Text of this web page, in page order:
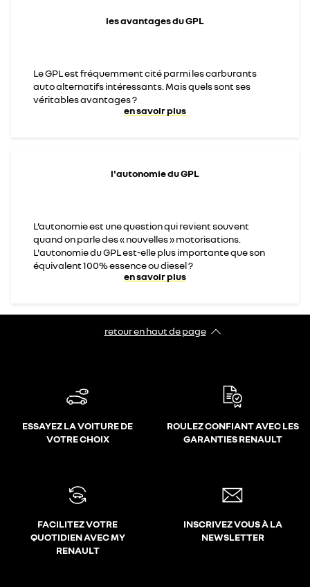
les avantages du GPL
Le GPL est fréquemment cité parmi les carburants
auto alternatifs intéressants. Mais quels sont ses
véritables avantages ?
en savoir plus
l'autonomie du GPL
L’autonomie est une question qui revient souvent
quand on parle des « nouvelles » motorisations.
L'autonomie du GPL est-elle plus importante que son
équivalent 100% essence ou diesel ?
en savoir plus
retour en haut de page​
ESSAYEZ LA VOITURE DE
VOTRE CHOIX
ROULEZ CONFIANT AVEC LES
GARANTIES RENAULT
FACILITEZ VOTRE
QUOTIDIEN AVEC MY
RENAULT
INSCRIVEZ VOUS À LA
NEWSLETTER